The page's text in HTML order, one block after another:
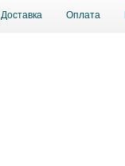
Доставка Оплата